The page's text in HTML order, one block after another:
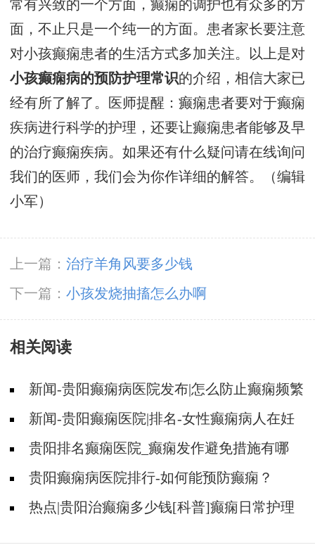
常有兴致的一个方面，癫痫的调护也有众多的方
面，不止只是一个纯一的方面。患者家长要注意
对小孩癫痫患者的生活方式多加关注。以上是对
小孩癫痫病的预防护理常识的介绍，相信大家已
经有所了解了。医师提醒：癫痫患者要对于癫痫
疾病进行科学的护理，还要让癫痫患者能够及早
的治疗癫痫疾病。如果还有什么疑问请在线询问
我们的医师，我们会为你作详细的解答。（编辑
小军）
上一篇： 治疗羊角风要多少钱
下一篇： 小孩发烧抽搐怎么办啊
相关阅读
新闻-贵阳癫痫病医院发布|怎么防止癫痫频繁
发作?新闻-贵阳癫痫医院|排名-女性癫痫病人在妊
娠期要注意哪些护理？
贵阳排名癫痫医院_癫痫发作避免措施有哪
些？贵阳癫痫病医院排行-如何能预防癫痫？
热点|贵阳治癫痫多少钱[科普]癫痫日常护理